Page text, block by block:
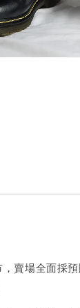
，賣場全面採